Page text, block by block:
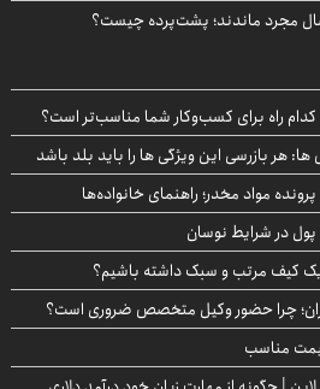
کدام راه برای کسب‌وکار شما مناسب‌تر است؟
هر بازرسی این ویژگی ها را باید بلد باشد
در شرایط نوسان
کیف مرتب و سبک داشته باشیم؟
چرا حضور وکیل متخصص ضروری است؟
مناسب